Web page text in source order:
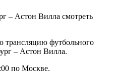
– Астон Вилла смотреть
трансляцию футбольного
– Астон Вилла.
по Москве.